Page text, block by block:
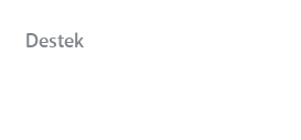
Destek